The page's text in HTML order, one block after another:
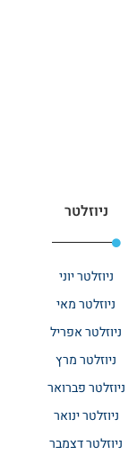
ניוזלטר
ניוזלטר יוני
ניוזלטר מאי
ניוזלטר אפריל
ניוזלטר מרץ
ניוזלטר פברואר
ניוזלטר ינואר
ניוזלטר דצמבר